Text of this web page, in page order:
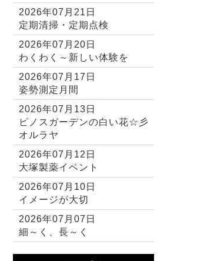
2026年07月21日
定期清掃・定期点検
2026年07月20日
わくわく～新しい体験を
2026年07月17日
姿勢測定月間
2026年07月13日
ピノスガーデンの白い花☆彡
オルラヤ
2026年07月12日
大塚製薬イベント
2026年07月10日
イメージが大切
2026年07月07日
細～く、長～く